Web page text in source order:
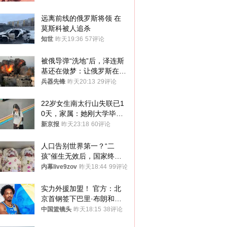
远离前线的俄罗斯将领 在
莫斯科被人追杀
知世 昨天19:36 57评论
被俄导弹“洗地”后，泽连斯
基还在做梦：让俄罗斯在冬
季前求和？
兵器先锋 昨天20:13 29评论
22岁女生南太行山失联已1
0天，家属：她刚大学毕业
想到山里旅行
新京报 昨天23:18 60评论
人口告别世界第一？“二
孩”催生无效后，国家终于
向住房出手了！
内幕live9zov 昨天18:44 99评论
实力外援加盟！ 官方：北
京首钢签下巴里·布朗和桑
普森
中国篮镜头 昨天18:15 38评论